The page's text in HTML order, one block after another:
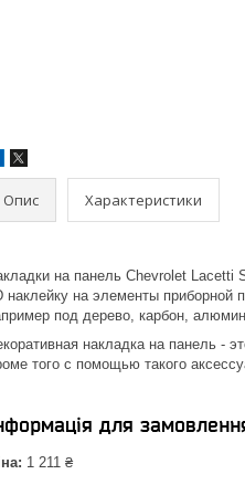
Опис Характеристики
на панель Chevrolet
наклейку на элементы приборной
под дерево, карбон,
накладка на панель -
того с помощью такого
для
1 211 ₴